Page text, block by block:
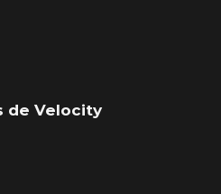
de Velocity